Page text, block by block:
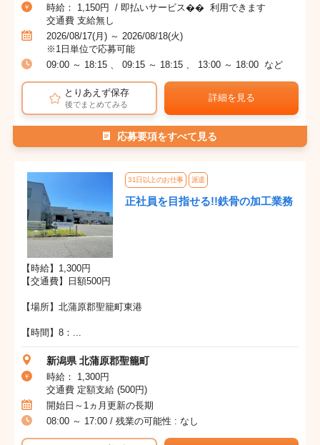
時給： 1,150円 / 即払いサービス�� 利用できます
交通費 支給無し
2026/08/17(月) ～ 2026/08/18(火)
※1日単位で応募可能
09:00 ～ 18:15 、 09:15 ～ 18:15 、 13:00 ～ 18:00 など
とりあえず保存
後でまとめてみる
詳細を見る
応募要項をすべて見る
31日以上のお仕事 派遣
正社員を目指せる!!鉄骨の加工業務
【時給】1,300円
【交通費】日額500円
【場所】北蒲原郡聖籠町東港
【時間】8：...
新潟県 北蒲原郡聖籠町
時給： 1,300円
交通費 定額支給 (500円)
開始日～1ヵ月更新の長期
08:00 ～ 17:00 / 残業の可能性 : なし